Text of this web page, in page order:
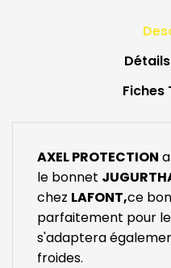
Fiches
AXEL PROTECTION
le bonnet
chez LAFONT,ce
parfaitement pour
s'adaptera
froides.